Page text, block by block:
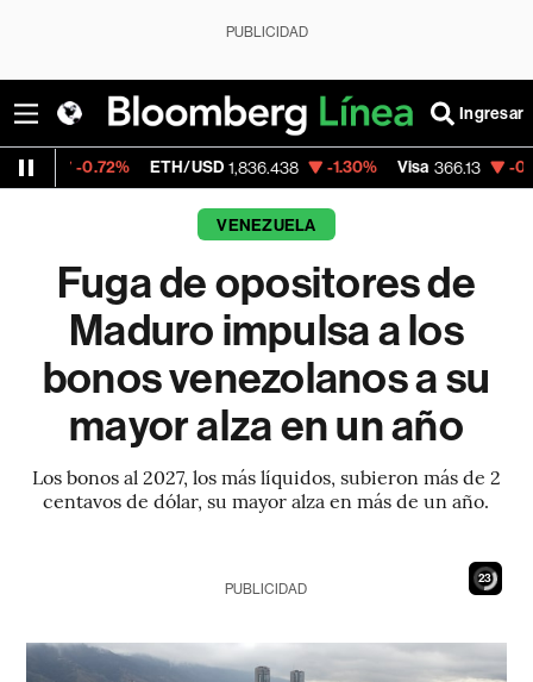
PUBLICIDAD
Ingresar
ETH/USD 1,836.438 -1.30% Visa 366.13 -0.04%
VENEZUELA
Fuga de opositores de
Maduro impulsa a los
bonos venezolanos a su
mayor alza en un año
Los bonos al 2027, los más líquidos, subieron más de 2
centavos de dólar, su mayor alza en más de un año.
22
PUBLICIDAD